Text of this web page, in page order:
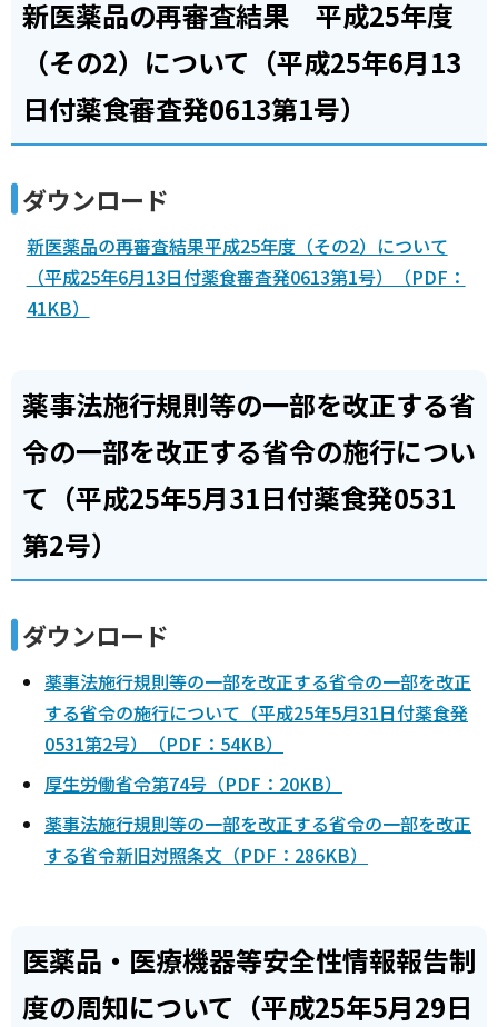
新医薬品の再審査結果 平成25年度
（その2）について（平成25年6月13
日付薬食審査発0613第1号）
ダウンロード
新医薬品の再審査結果平成25年度（その2）について
（平成25年6月13日付薬食審査発0613第1号）（PDF：
41KB）
薬事法施行規則等の一部を改正する省
令の一部を改正する省令の施行につい
て（平成25年5月31日付薬食発0531
第2号）
ダウンロード
薬事法施行規則等の一部を改正する省令の一部を改正
する省令の施行について（平成25年5月31日付薬食発
0531第2号）（PDF：54KB）
厚生労働省令第74号（PDF：20KB）
薬事法施行規則等の一部を改正する省令の一部を改正
する省令新旧対照条文（PDF：286KB）
医薬品・医療機器等安全性情報報告制
度の周知について（平成25年5月29日